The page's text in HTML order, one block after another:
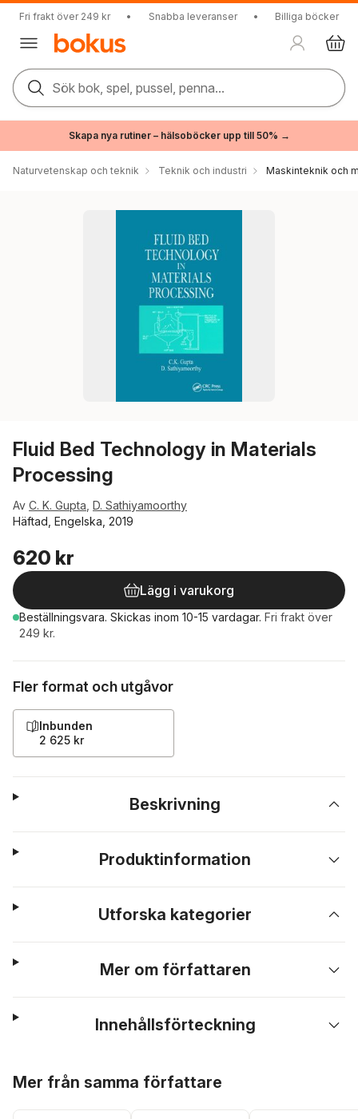
Fri frakt över 249 kr • Snabba leveranser • Billiga böcker
Sök bok, spel, pussel, penna...
Skapa nya rutiner – hälsoböcker upp till 50% →
Naturvetenskap och teknik Teknik och industri Maskinteknik och
Fluid Bed Technology in Materials
Processing
Av C. K. Gupta D. Sathiyamoorthy
Häftad, Engelska, 2019
620 kr
Lägg i varukorg
Beställningsvara. Skickas inom 10-15 vardagar. Fri frakt över
249 kr.
Fler format och utgåvor
Inbunden
2 625 kr
Beskrivning
Produktinformation
Utforska kategorier
Mer om författaren
Innehållsförteckning
Mer från samma författare